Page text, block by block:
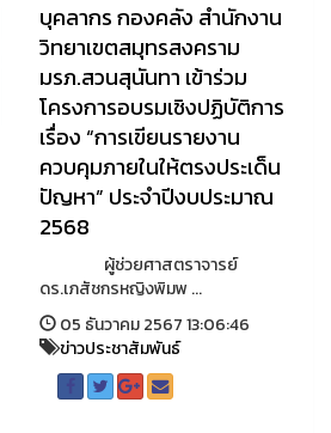
บุคลากร กองคลัง สำนักงาน
วิทยาเขตสมุทรสงคราม
มรภ.สวนสุนันทา เข้าร่วม
โครงการอบรมเชิงปฏิบัติการ
เรื่อง “การเขียนรายงาน
ควบคุมภายในให้ตรงประเด็น
ปัญหา” ประจำปีงบประมาณ
2568
ผู้ช่วยศาสตราจารย์
ดร.เภสัชกรหญิงพิมพ ...
05 ธันวาคม 2567 13:06:46
ข่าวประชาสัมพันธ์